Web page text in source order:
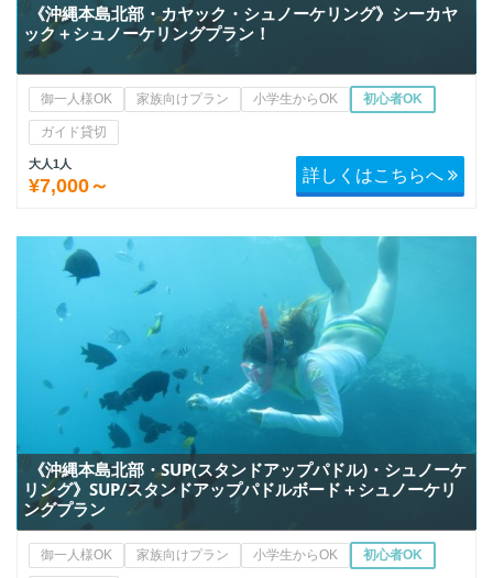
《沖縄本島北部・カヤック・シュノーケリング》シーカヤ
ック＋シュノーケリングプラン！
御一人様OK 家族向けプラン 小学生からOK 初心者OK
ガイド貸切
大人1人
¥7,000～ 詳しくはこちらへ
《沖縄本島北部・SUP(スタンドアップパドル)・シュノーケ
リング》SUP/スタンドアップパドルボード＋シュノーケリ
ングプラン
御一人様OK 家族向けプラン 小学生からOK 初心者OK